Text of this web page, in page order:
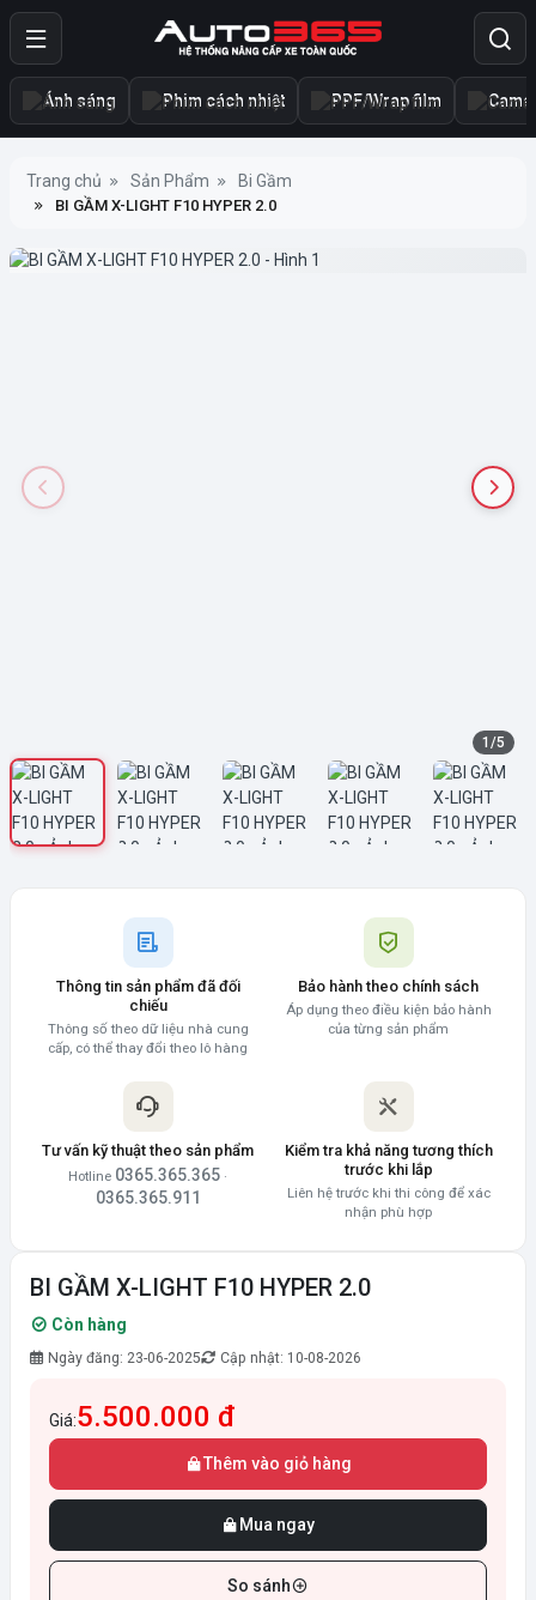
Ánh sáng Phim cách nhiệt PPF/Wrap film
Trang chủ Sản Phẩm Bi Gầm
BI GẦM X-LIGHT F10 HYPER 2.0
1 /5
Thông tin sản phẩm đã đối
chiếu
Thông số theo dữ liệu nhà cung
cấp, có thể thay đổi theo lô hàng
Bảo hành theo chính sách
Áp dụng theo điều kiện bảo hành
của từng sản phẩm
Tư vấn kỹ thuật theo sản phẩm
Hotline 0365.365.365 ·
0365.365.911
Kiểm tra khả năng tương thích
trước khi lắp
Liên hệ trước khi thi công để xác
nhận phù hợp
BI GẦM X-LIGHT F10 HYPER 2.0
Còn hàng
Ngày đăng: 23-06-2025 Cập nhật: 10-08-2026
Giá:5.500.000 đ
Thêm vào giỏ hàng
Mua ngay
So sánh